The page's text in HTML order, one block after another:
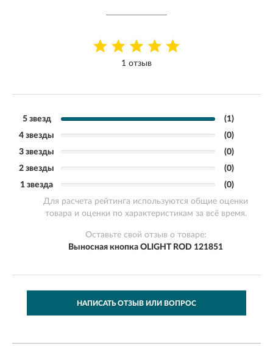
1 отзыв
5 звезд
(1)
4 звезды
(0)
3 звезды
(0)
2 звезды
(0)
1 звезда
(0)
Для расчета рейтинга используются общие оценки
товара и оценки по характеристикам за всё время.
Оставьте свой отзыв о товаре:
Выносная кнопка OLIGHT ROD 121851
НАПИСАТЬ ОТЗЫВ ИЛИ ВОПРОС